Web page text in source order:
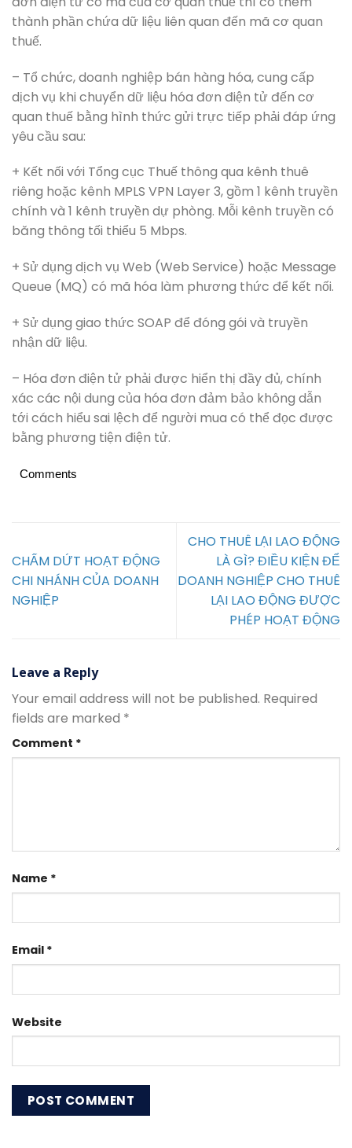
thành phần chứa dữ liệu liên quan đến mã cơ quan
thuế.
– Tổ chức, doanh nghiệp bán hàng hóa, cung cấp
dịch vụ khi chuyển dữ liệu hóa đơn điện tử đến cơ
quan thuế bằng hình thức gửi trực tiếp phải đáp ứng
yêu cầu sau:
+ Kết nối với Tổng cục Thuế thông qua kênh thuê
riêng hoặc kênh MPLS VPN Layer 3, gồm 1 kênh truyền
chính và 1 kênh truyền dự phòng. Mỗi kênh truyền có
băng thông tối thiểu 5 Mbps.
+ Sử dụng dịch vụ Web (Web Service) hoặc Message
Queue (MQ) có mã hóa làm phương thức để kết nối.
+ Sử dụng giao thức SOAP để đóng gói và truyền
nhận dữ liệu.
– Hóa đơn điện tử phải được hiển thị đầy đủ, chính
xác các nội dung của hóa đơn đảm bảo không dẫn
tới cách hiểu sai lệch để người mua có thể đọc được
bằng phương tiện điện tử.
Comments
CHẤM DỨT HOẠT ĐỘNG
CHI NHÁNH CỦA DOANH
NGHIỆP
CHO THUÊ LẠI LAO ĐỘNG
LÀ GÌ? ĐIỀU KIỆN ĐỂ
DOANH NGHIỆP CHO THUÊ
LẠI LAO ĐỘNG ĐƯỢC
PHÉP HOẠT ĐỘNG
Leave a Reply
Your email address will not be published. Required
fields are marked *
Comment *
Name *
Email *
Website